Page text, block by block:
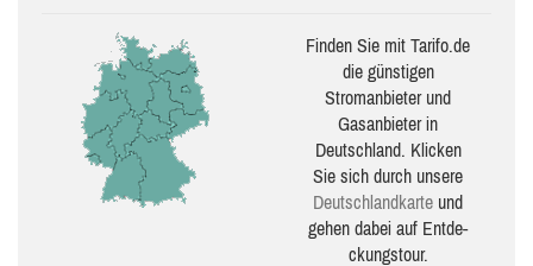
Finden Sie mit Tarifo.de
die güns­ti­gen
Stromanbieter und
Gasanbieter in
Deutschland. Klicken
Sie sich durch unsere
Deutsch­land­karte und
gehen dabei auf Ent­de­
ckungs­tour.